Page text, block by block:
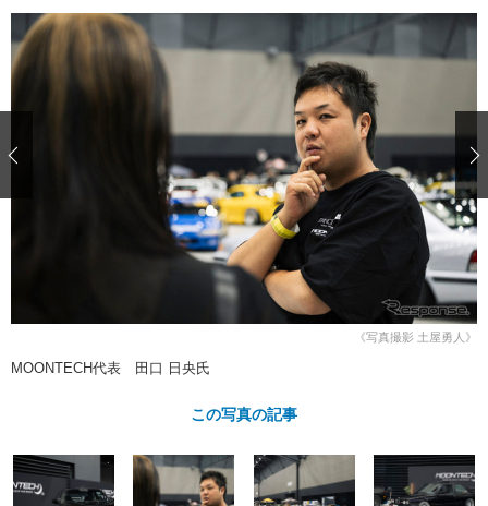
沖縄
注目の記事
ショップレポート 愛車 File
自動車豆知識 ストップ！不具合修理＆粗悪修理
ディテイリング 洗車
ヘッドライト磨き コーティング
防錆
ストップ 不具合修理＆粗悪修理
カーメーカー「旧車」関連プロジェ
ショップレポート プロショップ検索
レストア
カーメーカー「旧車」関連プロジ
イベント
《写真撮影 土屋勇人》
MOONTECH代表 田口 日央氏
この写真の記事